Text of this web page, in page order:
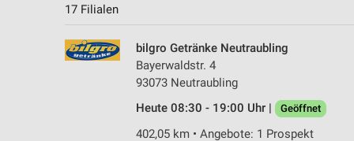
17 Filialen
bilgro Getränke Neutraubling
Bayerwaldstr. 4
93073 Neutraubling
Heute 08:30 - 19:00 Uhr |
Geöffnet
402,05 km • Angebote: 1 Prospekt